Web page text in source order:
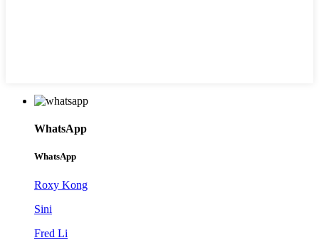
WhatsApp
WhatsApp
Roxy Kong
Sini
Fred Li